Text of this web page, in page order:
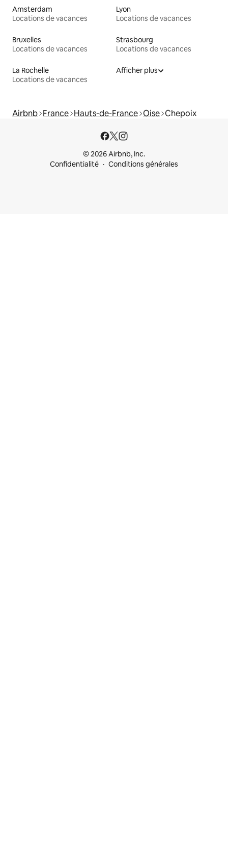
Amsterdam
Locations de vacances
Lyon
Locations de vacances
Bruxelles
Locations de vacances
Strasbourg
Locations de vacances
La Rochelle
Locations de vacances
Afficher plus
Airbnb France Hauts-de-France Oise Chepoix
© 2026 Airbnb, Inc.
Confidentialité
Conditions générales